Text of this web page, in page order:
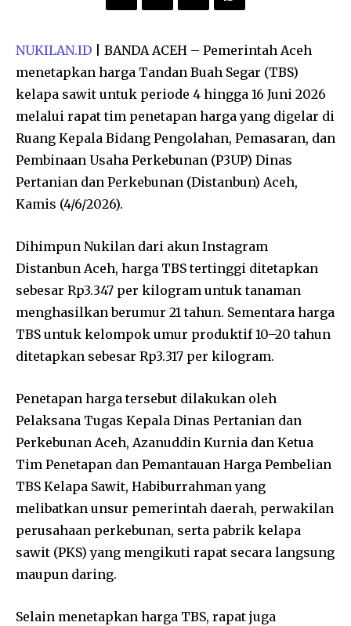
NUKILAN.ID | BANDA ACEH – Pemerintah Aceh
menetapkan harga Tandan Buah Segar (TBS)
kelapa sawit untuk periode 4 hingga 16 Juni 2026
melalui rapat tim penetapan harga yang digelar di
Ruang Kepala Bidang Pengolahan, Pemasaran, dan
Pembinaan Usaha Perkebunan (P3UP) Dinas
Pertanian dan Perkebunan (Distanbun) Aceh,
Kamis (4/6/2026).
Dihimpun Nukilan dari akun Instagram
Distanbun Aceh, harga TBS tertinggi ditetapkan
sebesar Rp3.347 per kilogram untuk tanaman
menghasilkan berumur 21 tahun. Sementara harga
TBS untuk kelompok umur produktif 10–20 tahun
ditetapkan sebesar Rp3.317 per kilogram.
Penetapan harga tersebut dilakukan oleh
Pelaksana Tugas Kepala Dinas Pertanian dan
Perkebunan Aceh, Azanuddin Kurnia dan Ketua
Tim Penetapan dan Pemantauan Harga Pembelian
TBS Kelapa Sawit, Habiburrahman yang
melibatkan unsur pemerintah daerah, perwakilan
perusahaan perkebunan, serta pabrik kelapa
sawit (PKS) yang mengikuti rapat secara langsung
maupun daring.
Selain menetapkan harga TBS, rapat juga